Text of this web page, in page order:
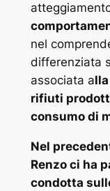
nel
differenziata
associata a
rifiuti
consumo di
Nel
Renzo ci ha
condotta